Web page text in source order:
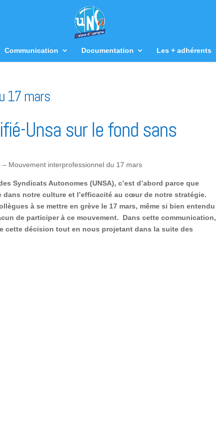
Communication Documentation Les + adhérents
17 mars
Unsa sur le fond sans
Mouvement interprofessionnel du 17 mars
Syndicats Autonomes (UNSA), c’est d’abord parce que
dans notre culture et l’efficacité au cœur de notre stratégie.
à se mettre en grève le 17 mars, même si bien entendu
de participer à ce mouvement. Dans cette communication,
cette décision tout en nous projetant dans la suite des